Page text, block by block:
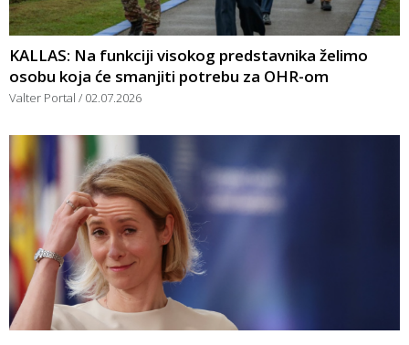
KALLAS: Na funkciji visokog predstavnika želimo
osobu koja će smanjiti potrebu za OHR-om
Valter Portal 02.07.2026